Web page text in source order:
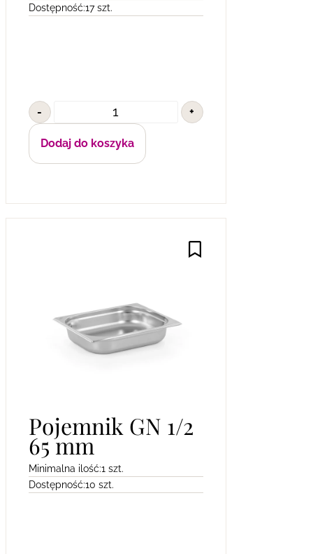
Dostępność:17 szt.
- +
Dodaj do koszyka
Pojemnik GN 1/2
65 mm
Minimalna ilość:1 szt.
Dostępność:10 szt.